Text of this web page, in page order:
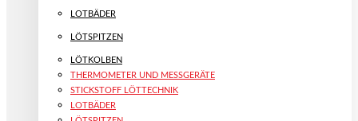
LOTBÄDER
LÖTSPITZEN
LÖTKOLBEN
THERMOMETER UND MESSGERÄTE
STICKSTOFF LÖTTECHNIK
LOTBÄDER